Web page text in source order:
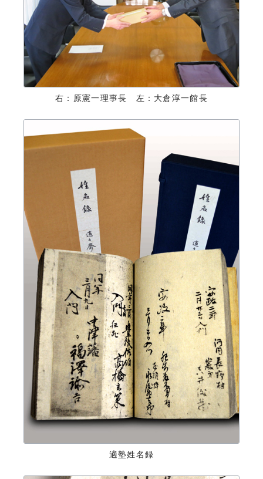
右：原憲一理事長 左：大倉淳一館長
適塾姓名録